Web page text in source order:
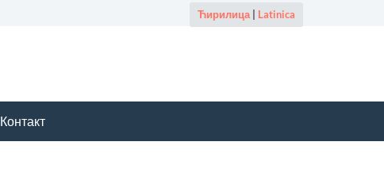
Ћирилица| Latinica
Контакт